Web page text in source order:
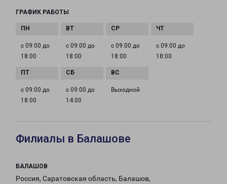
ГРАФИК РАБОТЫ
с 09:00 до
18:00
с 09:00 до
18:00
с 09:00 до
18:00
с 09:00 до
18:00
с 09:00 до
18:00
с 09:00 до
14:00
Выходной
Филиалы в Балашове
БАЛАШОВ
Россия, Саратовская область, Балашов,